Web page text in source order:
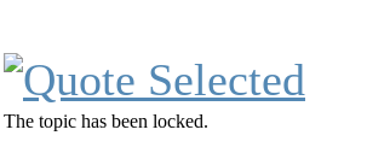
The topic has been locked.